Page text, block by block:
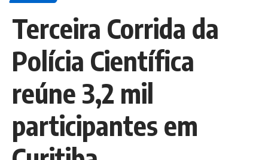
Terceira Corrida da
Polícia Científica
reúne 3,2 mil
participantes em